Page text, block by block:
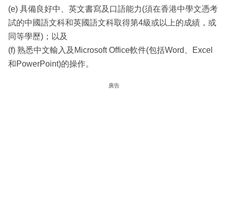
(e) 具備良好中、英文書寫及口語能力(須在香港中學文憑考
試的中國語文科和英國語文科取得第4級或以上的成績，或
同等學歷)；以及
(f) 熟悉中文輸入及Microsoft Office軟件(包括Word、Excel
和PowerPoint)的操作。
廣告